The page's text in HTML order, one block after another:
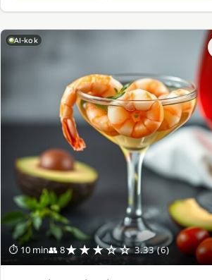
AI-kok
⏱ 10 min👥 8★★★☆☆ 3.33 (6)